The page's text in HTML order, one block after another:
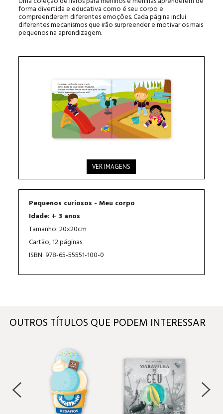
forma divertida e educativa como é seu corpo e
compreenderem diferentes emoções. Cada página inclui
diferentes mecanismos que irão surpreender e motivar os mais
pequenos na aprendizagem.
VER IMAGENS
Pequenos curiosos - Meu corpo
Idade: + 3 anos
Tamanho: 20x20cm
Cartão, 12 páginas
ISBN: 978-65-55551-100-0
OUTROS TÍTULOS QUE PODEM INTERESSAR